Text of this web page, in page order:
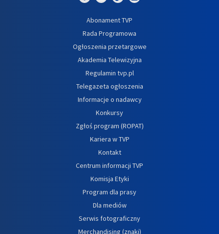
Abonament TVP
Rada Programowa
Ogłoszenia przetargowe
Akademia Telewizyjna
Regulamin tvp.pl
Telegazeta ogłoszenia
Informacje o nadawcy
Konkursy
Zgłoś program (ROPAT)
Kariera w TVP
Kontakt
Centrum informacji TVP
Komisja Etyki
Program dla prasy
Dla mediów
Serwis fotograficzny
Merchandising (znaki)